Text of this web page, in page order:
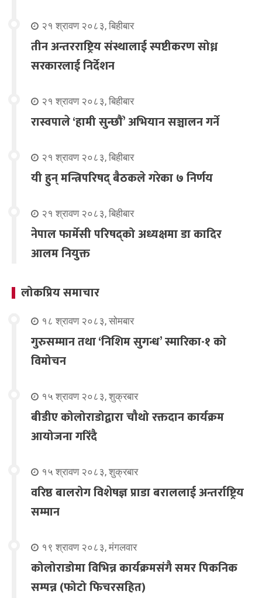
२१ श्रावण २०८३, बिहीबार
तीन अन्तरराष्ट्रिय संस्थालाई स्पष्टीकरण सोध्न
सरकारलाई निर्देशन
२१ श्रावण २०८३, बिहीबार
रास्वपाले ‘हामी सुन्छौँ’ अभियान सञ्चालन गर्ने
२१ श्रावण २०८३, बिहीबार
यी हुन् मन्त्रिपरिषद् बैठकले गरेका ७ निर्णय
२१ श्रावण २०८३, बिहीबार
नेपाल फार्मेसी परिषद्को अध्यक्षमा डा कादिर
आलम नियुक्त
लोकप्रिय समाचार
१८ श्रावण २०८३, सोमबार
गुरुसम्मान तथा ‘निशिम सुगन्ध’ स्मारिका-१ को
विमोचन
१५ श्रावण २०८३, शुक्रबार
बीडीए कोलोराडोद्वारा चौथो रक्तदान कार्यक्रम
आयोजना गरिंदै
१५ श्रावण २०८३, शुक्रबार
वरिष्ठ बालरोग विशेषज्ञ प्राडा बराललाई अन्तर्राष्ट्रिय
सम्मान
१९ श्रावण २०८३, मंगलवार
कोलोराडोमा विभिन्न कार्यक्रमसंगै समर पिकनिक
सम्पन्न (फोटो फिचरसहित)